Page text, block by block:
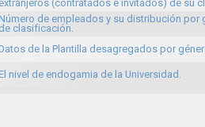
extranjeros (contratados e invitados) de su
de empleados y su distribución por
de clasificación.
de la Plantilla desagregados por
nivel de endogamia de la Universidad.